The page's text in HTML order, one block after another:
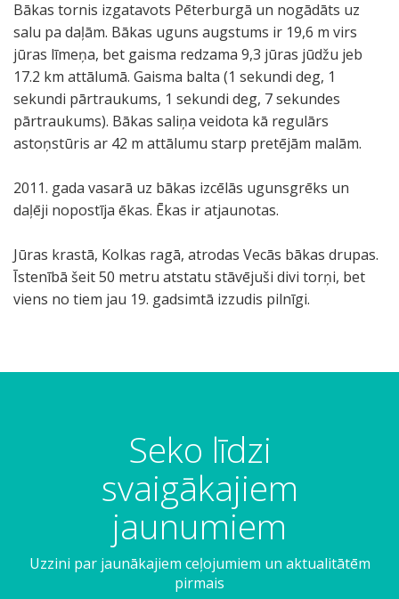
Bākas tornis izgatavots Pēterburgā un nogādāts uz
salu pa daļām. Bākas uguns augstums ir 19,6 m virs
jūras līmeņa, bet gaisma redzama 9,3 jūras jūdžu jeb
17.2 km attālumā. Gaisma balta (1 sekundi deg, 1
sekundi pārtraukums, 1 sekundi deg, 7 sekundes
pārtraukums). Bākas saliņa veidota kā regulārs
astoņstūris ar 42 m attālumu starp pretējām malām.
2011. gada vasarā uz bākas izcēlās ugunsgrēks un
daļēji nopostīja ēkas. Ēkas ir atjaunotas.
Jūras krastā, Kolkas ragā, atrodas Vecās bākas drupas.
Īstenībā šeit 50 metru atstatu stāvējuši divi torņi, bet
viens no tiem jau 19. gadsimtā izzudis pilnīgi.
Seko līdzi
svaigākajiem
jaunumiem
Uzzini par jaunākajiem ceļojumiem un aktualitātēm
pirmais